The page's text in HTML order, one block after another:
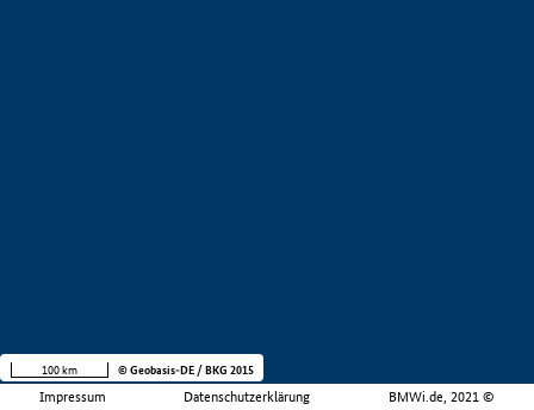
Impressum Datenschutzerklärung BMWi.de, 2021 ©
100 km © Geobasis-DE / BKG 2015